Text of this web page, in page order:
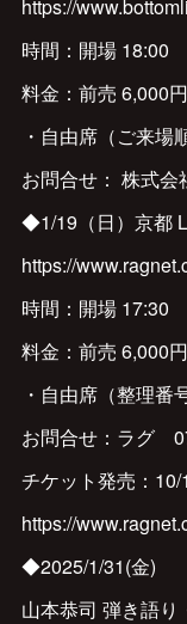
https://
時間：開場 18:00
料金：前売 6,000
・自由席（ご来場
お問合せ： 株式
◆1/19（日）京都
https://
時間：開場 17:30
料金：前売 6,000
・自由席（整理番
お問合せ：ラグ
チケット発売：
https://
◆2025/1/31(金)
山本恭司 弾き語り